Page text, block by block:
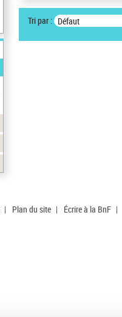
Tri par : Défaut
| Plan du site | Écrire à la BnF |